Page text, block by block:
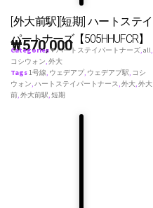
[外大前駅][短期] ハートステイ
パートナーズ【505HHUFCR】
₩570,000
Categories♥ ハートステイパートナーズ,all,
コシウォン,外大
Tags1号線, ウェデアプ, ウェデアプ駅, コシ
ウォン,ハートステイパートナース,外大,外大
前,外大前駅,短期